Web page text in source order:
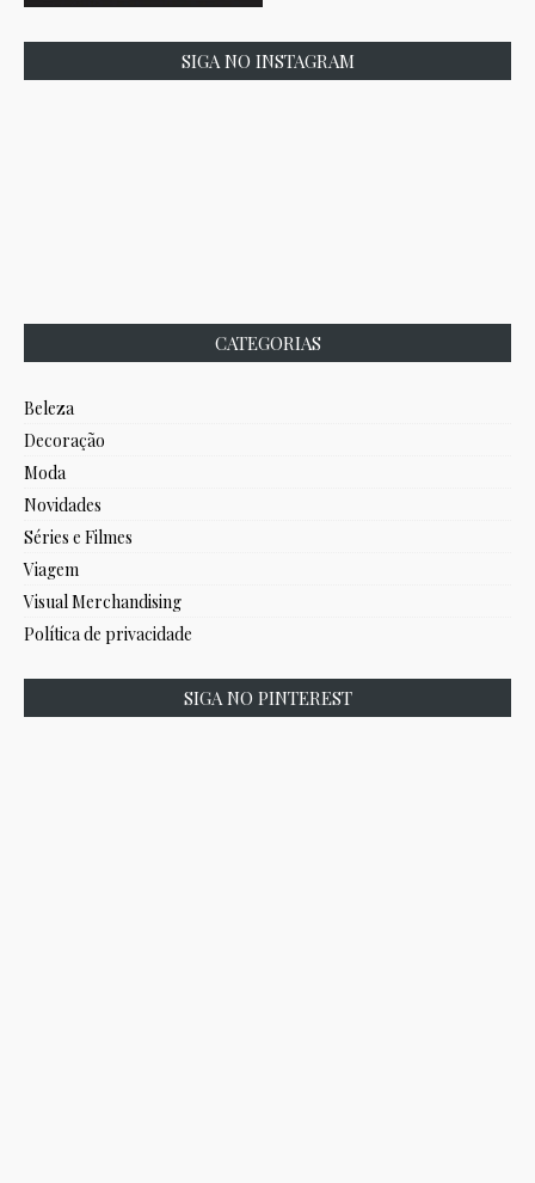
SIGA NO INSTAGRAM
CATEGORIAS
Beleza
Decoração
Moda
Novidades
Séries e Filmes
Viagem
Visual Merchandising
Política de privacidade
SIGA NO PINTEREST